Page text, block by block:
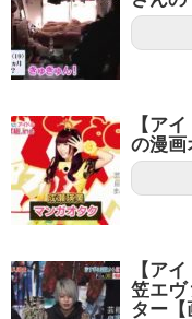
【ア
の漫画
【ア
笠エヴ
ター【